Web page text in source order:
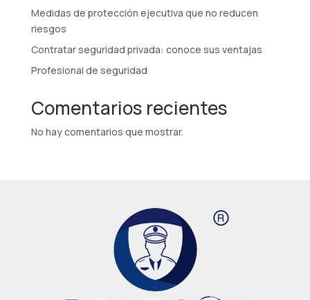
Medidas de protección ejecutiva que no reducen
riesgos
Contratar seguridad privada: conoce sus ventajas
Profesional de seguridad
Comentarios recientes
No hay comentarios que mostrar.